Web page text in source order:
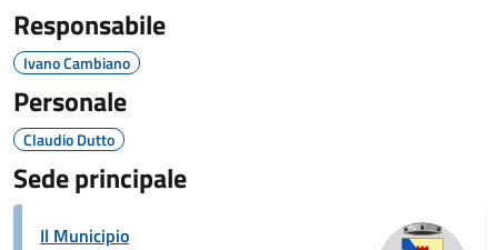
Responsabile
Ivano Cambiano
Personale
Claudio Dutto
Sede principale
Il Municipio